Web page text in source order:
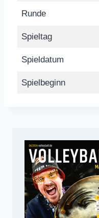
Runde
Spieltag
Spieldatum
Spielbeginn